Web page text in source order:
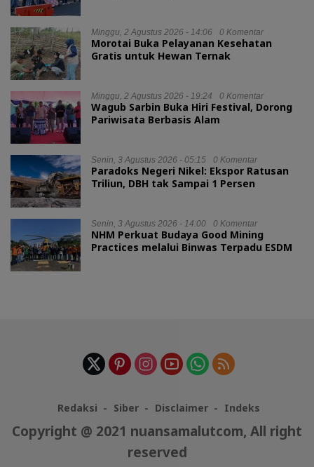
Minggu, 2 Agustus 2026 - 14:06 0 Komentar
Morotai Buka Pelayanan Kesehatan
Gratis untuk Hewan Ternak
Minggu, 2 Agustus 2026 - 19:24 0 Komentar
Wagub Sarbin Buka Hiri Festival, Dorong
Pariwisata Berbasis Alam
Senin, 3 Agustus 2026 - 05:15 0 Komentar
Paradoks Negeri Nikel: Ekspor Ratusan
Triliun, DBH tak Sampai 1 Persen
Senin, 3 Agustus 2026 - 14:00 0 Komentar
NHM Perkuat Budaya Good Mining
Practices melalui Binwas Terpadu ESDM
Redaksi Siber Disclaimer Indeks
Copyright @ 2021 nuansamalutcom, All right
reserved